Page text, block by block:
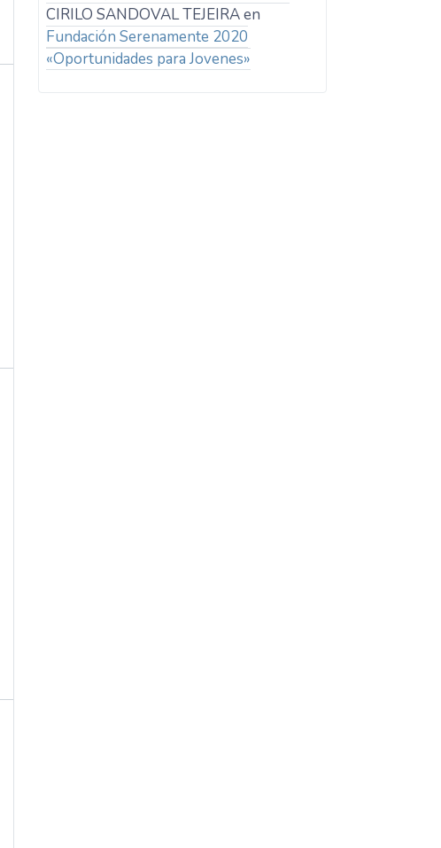
CIRILO SANDOVAL TEJEIRAen
Fundación Serenamente 2020
«Oportunidades para Jovenes»